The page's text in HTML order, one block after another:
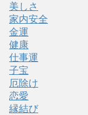
美しさ
家内安全
金運
健康
仕事運
子宝
厄除け
恋愛
縁結び